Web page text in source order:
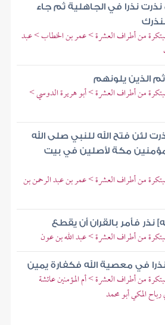
نذرت نذرا في الجاهلية ثم جاء
المبتكرة من أطراف العشرة > عمر بن الخطاب > عبد
الذين يلونهم
من أطراف العشرة > أبو هريرة الدوسي >
لئن فتح الله للنبي صلى الله
مكة لأصلين في بيت
من أطراف العشرة > عمر بن عبد الرحمن بن
نذر فأمر بالقران أن يقطع
من أطراف العشرة > عبد الله بن عون
في معصية الله فكفارة يمين
من أطراف العشرة > أم المؤمنين عائشة
المكي أبو محمد